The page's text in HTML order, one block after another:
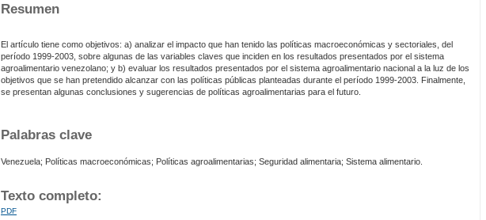
Resumen
El artículo tiene como objetivos: a) analizar el impacto que han tenido las políticas macroeconómicas y sectoriales, del
período 1999-2003, sobre algunas de las variables claves que inciden en los resultados presentados por el sistema
agroalimentario venezolano; y b) evaluar los resultados presentados por el sistema agroalimentario nacional a la luz de los
objetivos que se han pretendido alcanzar con las políticas públicas planteadas durante el período 1999-2003. Finalmente,
se presentan algunas conclusiones y sugerencias de políticas agroalimentarias para el futuro.
Palabras clave
Venezuela; Políticas macroeconómicas; Políticas agroalimentarias; Seguridad alimentaria; Sistema alimentario.
Texto completo:
PDF